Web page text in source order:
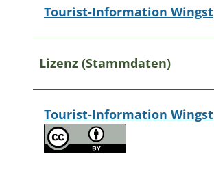
Tourist-Information Wingst
Lizenz (Stammdaten)
Tourist-Information Wingst